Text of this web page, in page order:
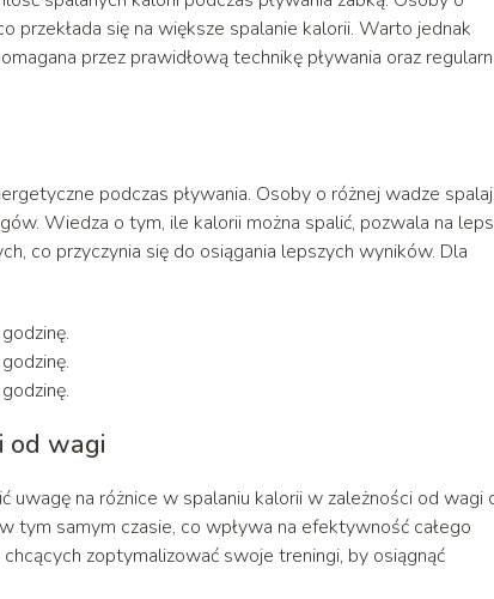
przekłada się na większe spalanie kalorii. Warto jednak
przez prawidłową technikę pływania oraz
podczas pływania. Osoby o różnej wadze
Wiedza o tym, ile kalorii można spalić, pozwala na
co przyczynia się do osiągania lepszych wyników. Dla
od wagi
na różnice w spalaniu kalorii w zależności od wagi
tym samym czasie, co wpływa na efektywność całego
zoptymalizować swoje treningi, by osiągnąć